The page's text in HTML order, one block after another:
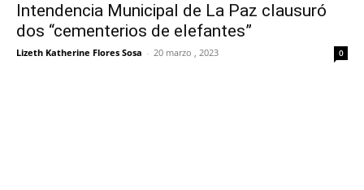
Intendencia Municipal de La Paz clausuró
dos “cementerios de elefantes”
Lizeth Katherine Flores Sosa - 20 marzo , 2023 0